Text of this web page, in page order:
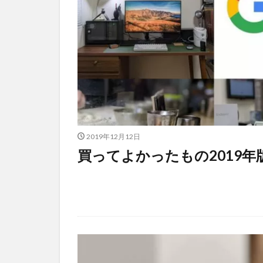
2019年12月12日
買ってよかったもの2019年